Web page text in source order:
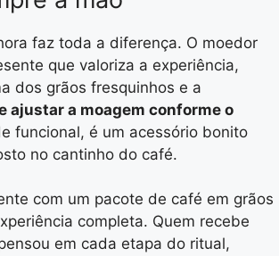
faz toda a diferença. O moedor
que valoriza a experiência,
dos grãos fresquinhos e a
ajustar a moagem conforme o
funcional, é um acessório bonito
no cantinho do café.
com um pacote de café em grãos
completa. Quem recebe
em cada etapa do ritual,